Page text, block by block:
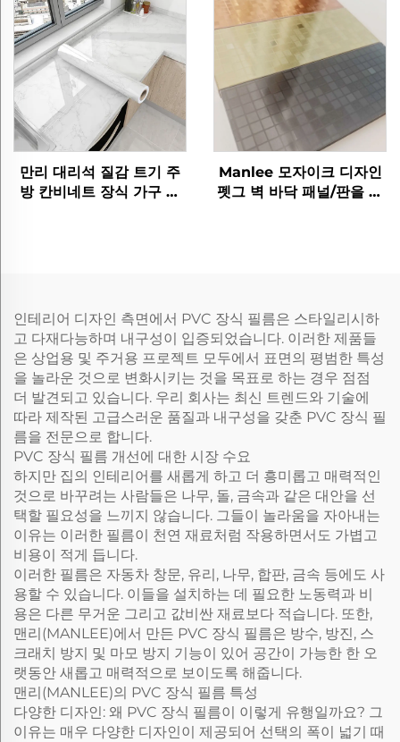
만리 대리석 질감 트기 주
방 칸비네트 장식 가구 필
Manlee 모자이크 디자인
펫그 벽 바닥 패널/판을 위
인테리어 디자인 측면에서 PVC 장식 필름은 스타일리시하
고 다재다능하며 내구성이 입증되었습니다. 이러한 제품들
은 상업용 및 주거용 프로젝트 모두에서 표면의 평범한 특성
을 놀라운 것으로 변화시키는 것을 목표로 하는 경우 점점
더 발견되고 있습니다. 우리 회사는 최신 트렌드와 기술에
따라 제작된 고급스러운 품질과 내구성을 갖춘 PVC 장식 필
름을 전문으로 합니다.
PVC 장식 필름 개선에 대한 시장 수요
하지만 집의 인테리어를 새롭게 하고 더 흥미롭고 매력적인
것으로 바꾸려는 사람들은 나무, 돌, 금속과 같은 대안을 선
택할 필요성을 느끼지 않습니다. 그들이 놀라움을 자아내는
이유는 이러한 필름이 천연 재료처럼 작용하면서도 가볍고
비용이 적게 듭니다.
이러한 필름은 자동차 창문, 유리, 나무, 합판, 금속 등에도 사
용할 수 있습니다. 이들을 설치하는 데 필요한 노동력과 비
용은 다른 무거운 그리고 값비싼 재료보다 적습니다. 또한,
맨리(MANLEE)에서 만든 PVC 장식 필름은 방수, 방진, 스
크래치 방지 및 마모 방지 기능이 있어 공간이 가능한 한 오
랫동안 새롭고 매력적으로 보이도록 해줍니다.
맨리(MANLEE)의 PVC 장식 필름 특성
다양한 디자인: 왜 PVC 장식 필름이 이렇게 유행일까요? 그
이유는 매우 다양한 디자인이 제공되어 선택의 폭이 넓기 때